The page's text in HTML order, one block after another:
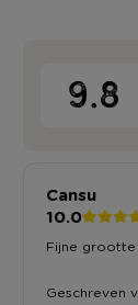
9.8
Cansu
10.0
Fijne grootte
Geschreven